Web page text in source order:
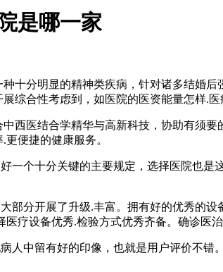
是哪一家
十分明显的精神类疾病，针对诸多结婚
综合性考虑到，如医院的医资能量怎样.
医结合学精华与高新科技，协助有须要
便捷的健康服务。
一个十分关键的主要规定，选择医院也
部分开展了升级.丰富。拥有好的优秀的
疗设备优秀.检验方式优秀齐备。确诊医
人中留有好的印像，也就是用户评价不